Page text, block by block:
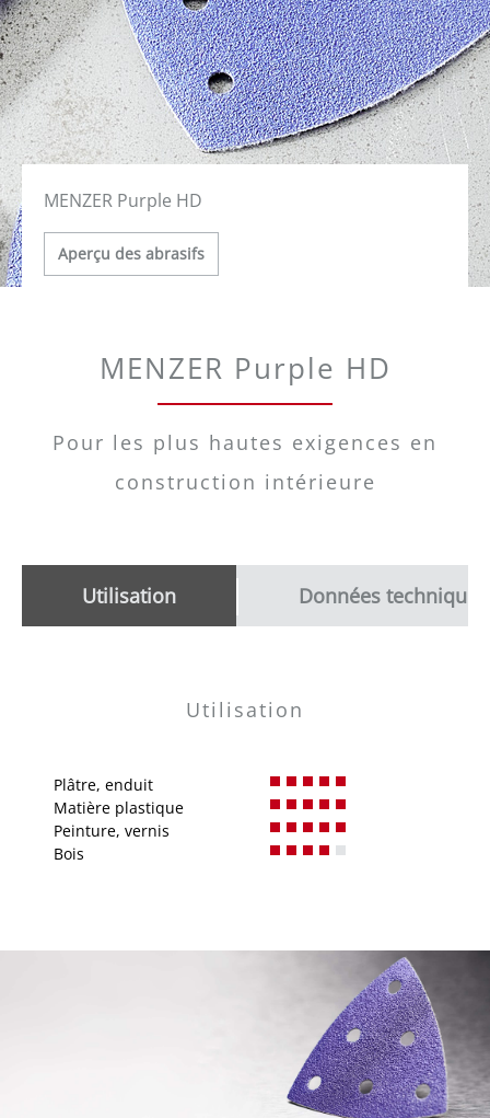
MENZER Purple HD
Aperçu des abrasifs
MENZER Purple HD
Pour les plus hautes exigences en
construction intérieure
Utilisation Données techniques
Utilisation
Plâtre, enduit
Matière plastique
Peinture, vernis
Bois